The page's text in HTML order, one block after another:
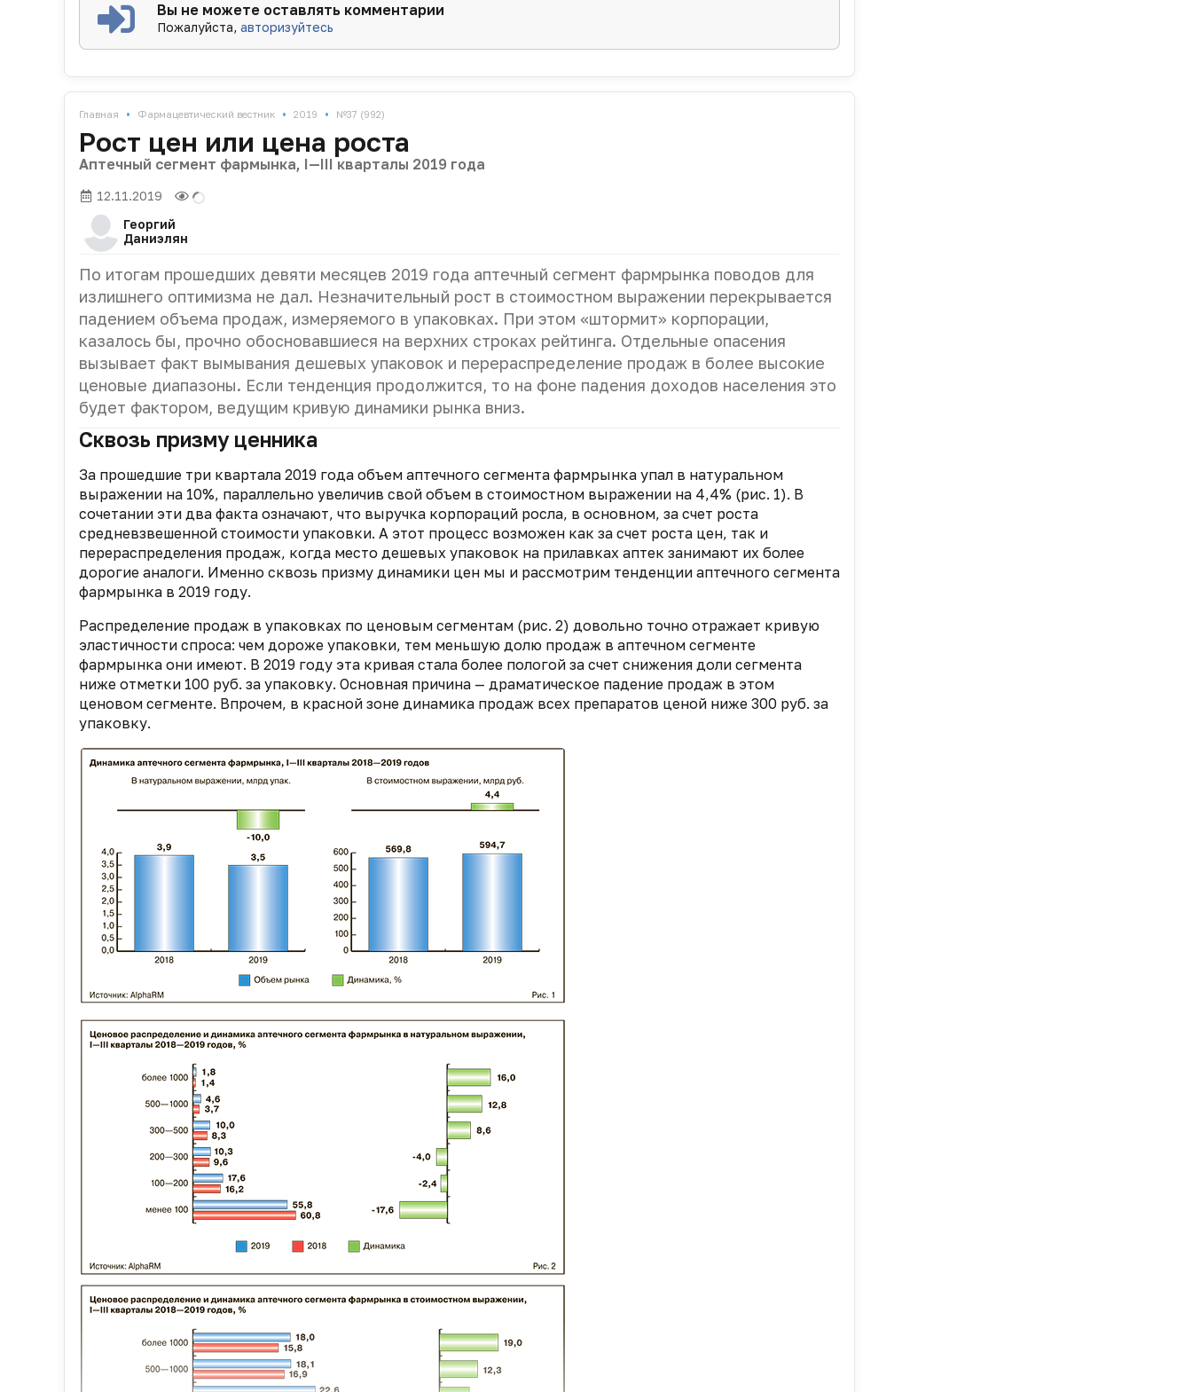
Вы не можете оставлять комментарии
Пожалуйста,авторизуйтесь
Главная • Фармацевтический вестник • 2019 • №37 (992)
Рост цен или цена роста
Аптечный сегмент фармынка, I—III кварталы 2019 года
12.11.2019
Георгий
Даниэлян
По итогам прошедших девяти месяцев 2019 года аптечный сегмент фармрынка поводов для
излишнего оптимизма не дал. Незначительный рост в стоимостном выражении перекрывается
падением объема продаж, измеряемого в упаковках. При этом «штормит» корпорации,
казалось бы, прочно обосновавшиеся на верхних строках рейтинга. Отдельные опасения
вызывает факт вымывания дешевых упаковок и перераспределение продаж в более высокие
ценовые диапазоны. Если тенденция продолжится, то на фоне падения доходов населения это
будет фактором, ведущим кривую динамики рынка вниз.
Сквозь призму ценника
За прошедшие три квартала 2019 года объем аптечного сегмента фармрынка упал в натуральном
выражении на 10%, параллельно увеличив свой объем в стоимостном выражении на 4,4% (рис. 1). В
сочетании эти два факта означают, что выручка корпораций росла, в основном, за счет роста
средневзвешенной стоимости упаковки. А этот процесс возможен как за счет роста цен, так и
перераспределения продаж, когда место дешевых упаковок на прилавках аптек занимают их более
дорогие аналоги. Именно сквозь призму динамики цен мы и рассмотрим тенденции аптечного сегмента
фармрынка в 2019 году.
Распределение продаж в упаковках по ценовым сегментам (рис. 2) довольно точно отражает кривую
эластичности спроса: чем дороже упаковки, тем меньшую долю продаж в аптечном сегменте
фармрынка они имеют. В 2019 году эта кривая стала более пологой за счет снижения доли сегмента
ниже отметки 100 руб. за упаковку. Основная причина — драматическое падение продаж в этом
ценовом сегменте. Впрочем, в красной зоне динамика продаж всех препаратов ценой ниже 300 руб. за
упаковку.